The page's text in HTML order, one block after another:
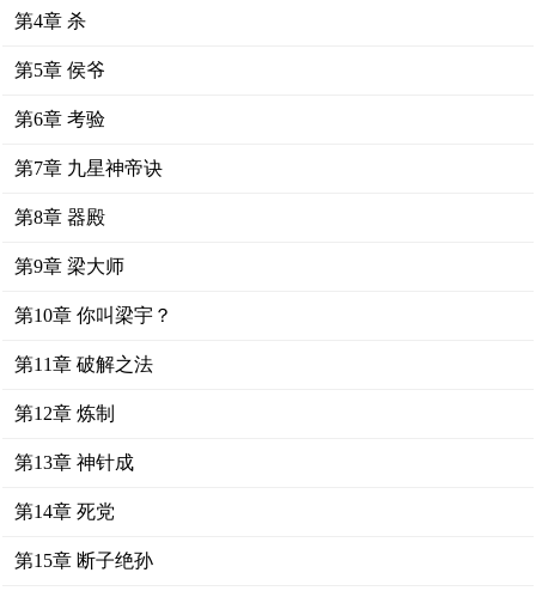
第4章 杀
第5章 侯爷
第6章 考验
第7章 九星神帝诀
第8章 器殿
第9章 梁大师
第10章 你叫梁宇？
第11章 破解之法
第12章 炼制
第13章 神针成
第14章 死党
第15章 断子绝孙